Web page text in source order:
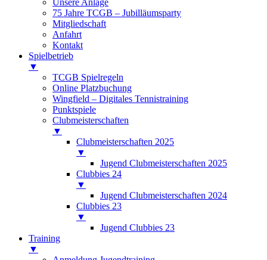
Unsere Anlage
75 Jahre TCGB – Jubilläumsparty
Mitgliedschaft
Anfahrt
Kontakt
Spielbetrieb
▼
TCGB Spielregeln
Online Platzbuchung
Wingfield – Digitales Tennistraining
Punktspiele
Clubmeisterschaften
▼
Clubmeisterschaften 2025
▼
Jugend Clubmeisterschaften 2025
Clubbies 24
▼
Jugend Clubmeisterschaften 2024
Clubbies 23
▼
Jugend Clubbies 23
Training
▼